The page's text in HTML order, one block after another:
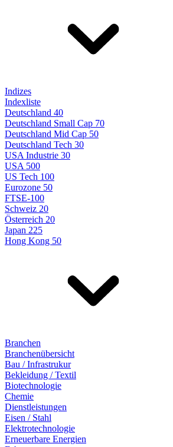
Indizes
Indexliste
Deutschland 40
Deutschland Small Cap 70
Deutschland Mid Cap 50
Deutschland Tech 30
USA Industrie 30
USA 500
US Tech 100
Eurozone 50
FTSE-100
Schweiz 20
Österreich 20
Japan 225
Hong Kong 50
Branchen
Branchenübersicht
Bau / Infrastrukur
Bekleidung / Textil
Biotechnologie
Chemie
Dienstleistungen
Eisen / Stahl
Elektrotechnologie
Erneuerbare Energien